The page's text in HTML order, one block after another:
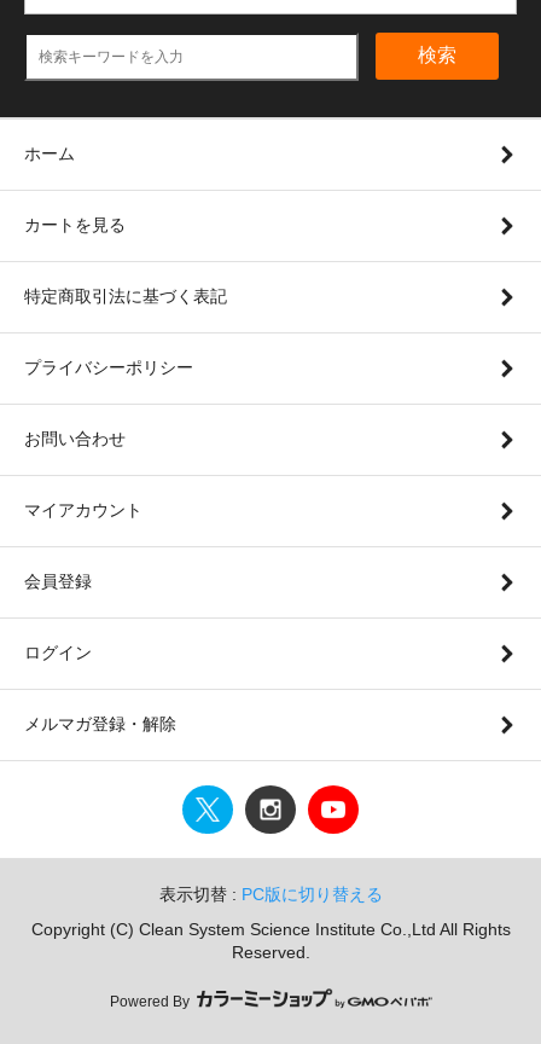
検索
ホーム
カートを見る
特定商取引法に基づく表記
プライバシーポリシー
お問い合わせ
マイアカウント
会員登録
ログイン
メルマガ登録・解除
表示切替 : PC版に切り替える
Copyright (C) Clean System Science Institute Co.,Ltd All Rights
Reserved.
Powered By